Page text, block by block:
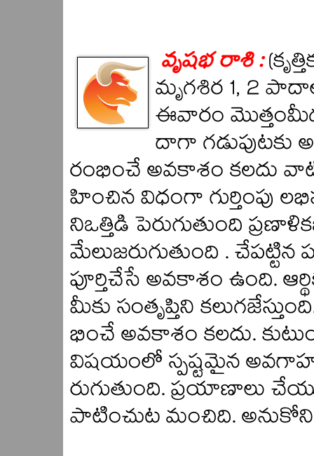
వృషభ రాశి :
మృగశిర 1, 2
ఈవారం
దాగా గడుపుటకు
రంభించే అవకాశం కలదు
హించిన విధంగా గుర్తింపు
నిఒత్తిడి పెరుగుతుంది
మేలుజరుగుతుంది .
పూర్తిచేసే అవకాశం ఉంది.
మీకు సంతృప్తిని
భించే అవకాశం కలదు.
విషయంలో స్పష్టమైన
రుగుతుంది. ప్రయాణాలు
పాటించుట మంచిది. అనుకోని